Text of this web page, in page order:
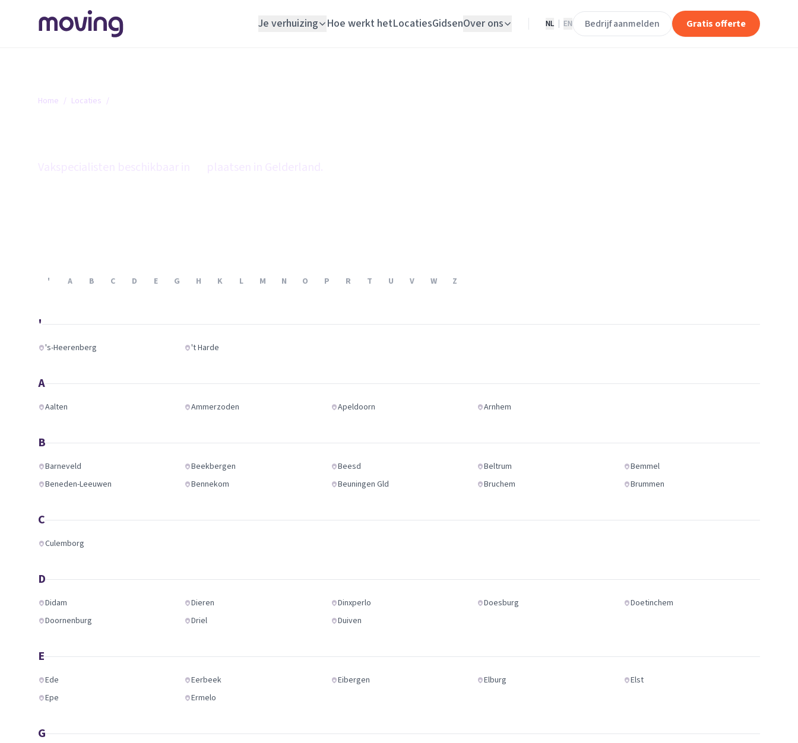
Je verhuizing Hoe werkt hetLocatiesGidsenOver ons NL EN Bedrijf aanmelden Gratis offerte
Home / Locaties /
' A B C D E G H K L M N O P R T U V W Z
'
's-Heerenberg 't Harde
A
Aalten Ammerzoden Apeldoorn Arnhem
B
Barneveld Beekbergen Beesd Beltrum
Bemmel
Beneden-Leeuwen
Bennekom Beuningen Gld Bruchem Brummen
C
Culemborg
D
Didam Dieren Dinxperlo Doesburg
Doetinchem
Doornenburg
Driel Duiven
E
Ede Eerbeek Eibergen Elburg
Elst
Epe
Ermelo
G